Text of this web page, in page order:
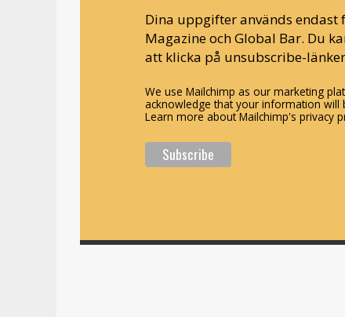
Dina uppgifter används
Magazine och Global Bar. Du
att klicka på unsubscribe-
We use Mailchimp as our marketing
acknowledge that your information will
Learn more about Mailchimp's privacy